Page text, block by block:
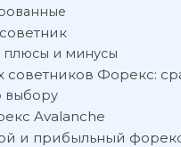
и минусы
советников Форекс:
выбору
Avalanche
и прибыльный